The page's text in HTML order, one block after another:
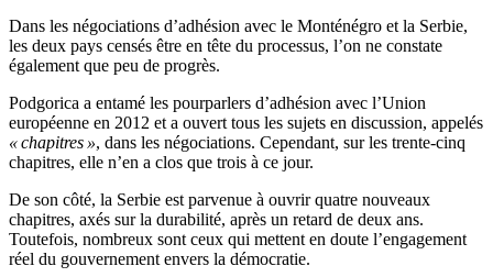
Dans les négociations d’adhésion avec le Monténégro et la Serbie,
les deux pays censés être en tête du processus, l’on ne constate
également que peu de progrès.
Podgorica a entamé les pourparlers d’adhésion avec l’Union
européenne en 2012 et a ouvert tous les sujets en discussion, appelés
« chapitres », dans les négociations. Cependant, sur les trente-cinq
chapitres, elle n’en a clos que trois à ce jour.
De son côté, la Serbie est parvenue à ouvrir quatre nouveaux
chapitres, axés sur la durabilité, après un retard de deux ans.
Toutefois, nombreux sont ceux qui mettent en doute l’engagement
réel du gouvernement envers la démocratie.